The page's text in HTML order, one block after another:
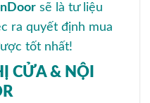
sẽ là tư liệu
ra quyết định mua
tốt nhất!
CỬA & NỘI